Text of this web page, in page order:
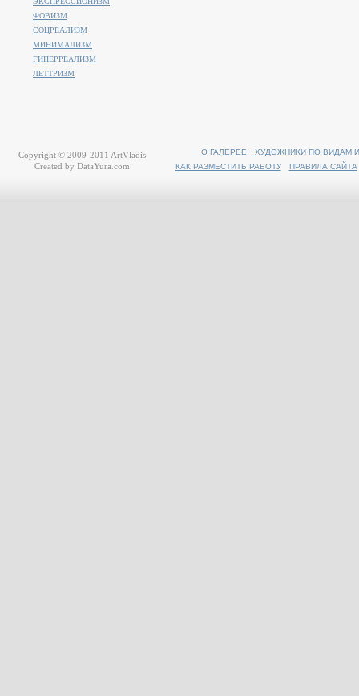
ФОВИЗМ
СОЦРЕАЛИЗМ
МИНИМАЛИЗМ
ГИПЕРРЕАЛИЗМ
ЛЕТТРИЗМ
О ГАЛЕРЕЕ
ХУДОЖНИКИ ПО ВИДАМ
КАК РАЗМЕСТИТЬ РАБОТУ
ПРАВИЛА САЙТА
Copyright © 2009-2011 ArtVladis
Created by DataYura.com